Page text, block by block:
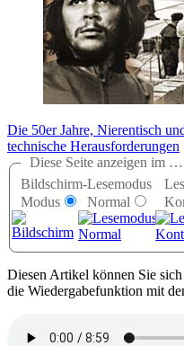
Die 50er Jahre, Nierentisch
technische Herausforderungen
Diese Seite anzeigen im …
Bildschirm-
Modus
Lesemodus
Normal
Diesen Artikel können Sie sich
die Wiedergabefunktion mit